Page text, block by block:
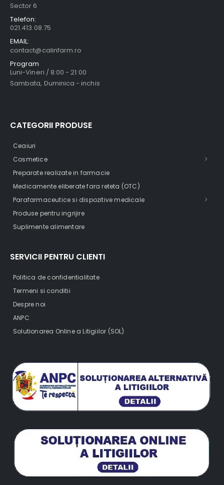
Sector 6
Telefon:
021.413.08.75
EMAIL:
contact@calinfarm.ro
Program
Luni-Vineri / 8:00 - 21:00
Sambata, Duminica - inchis
CATEGORII PRODUSE
Ceaiuri
Cosmetice
Preparate realizate in farmacie
Medicamente eliberate fara reteta (OTC)
Parafarmaceutice si dispozitive medicale
Produse pentru ingrijire
Suplimente alimentare
SERVICII PENTRU CLIENTI
Politica de confidentialitate
Termeni si conditii
Despre noi
ANPC
Solutionarea Online a Litigiilor (SOL)